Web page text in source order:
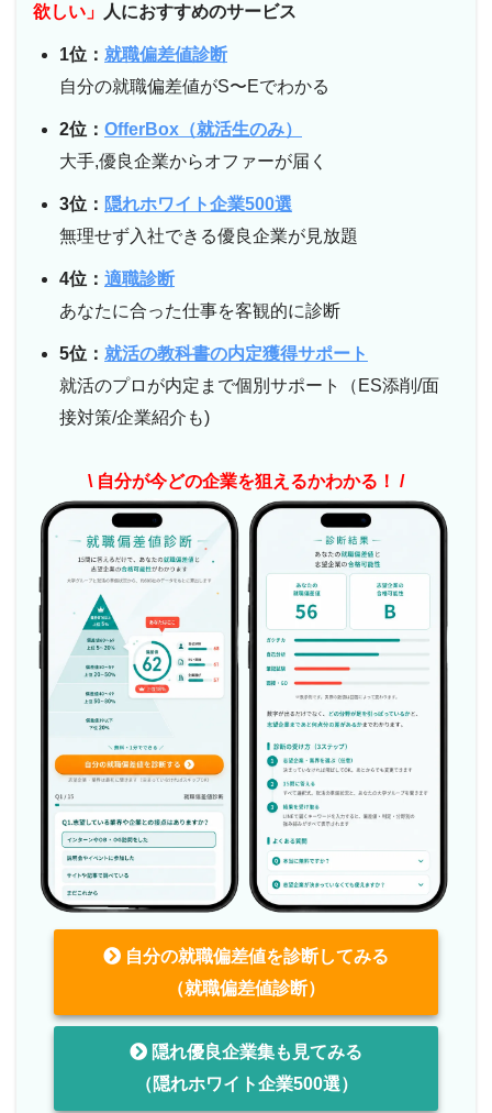
欲しい」
人におすすめのサービス
1位： 就職偏差値診断
自分の就職偏差値がS〜Eでわかる
2位： OfferBox（就活生のみ）
大手,優良企業からオファーが届く
3位： 隠れホワイト企業500選
無理せず入社できる優良企業が見放題
4位： 適職診断
あなたに合った仕事を客観的に診断
5位： 就活の教科書の内定獲得サポート
就活のプロが内定まで個別サポート（ES添削/面
接対策/企業紹介も)
\ 自分が今どの企業を狙えるかわかる！ /
自分の就職偏差値を診断してみる
（就職偏差値診断）
隠れ優良企業集も見てみる
（隠れホワイト企業500選）